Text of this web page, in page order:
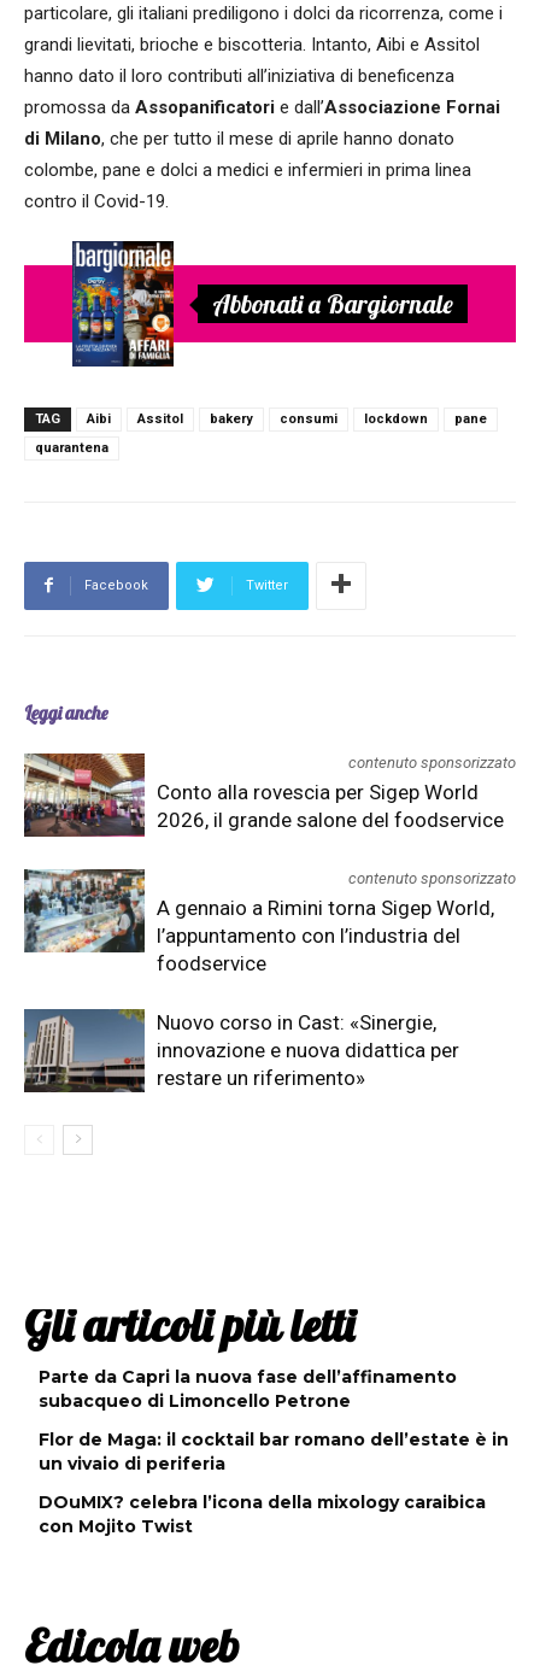
particolare, gli italiani prediligono i dolci da ricorrenza, come i
grandi lievitati, brioche e biscotteria. Intanto, Aibi e Assitol
hanno dato il loro contributi all’iniziativa di beneficenza
promossa da Assopanificatori e dall’Associazione Fornai
di Milano, che per tutto il mese di aprile hanno donato
colombe, pane e dolci a medici e infermieri in prima linea
contro il Covid-19.
Abbonati a Bargiornale
TAG Aibi Assitol bakery consumi lockdown
pane
quarantena
Facebook Twitter
Leggi anche
contenuto sponsorizzato
Conto alla rovescia per Sigep World
2026, il grande salone del foodservice
contenuto sponsorizzato
A gennaio a Rimini torna Sigep World,
l’appuntamento con l’industria del
foodservice
Nuovo corso in Cast: «Sinergie,
innovazione e nuova didattica per
restare un riferimento»
Gli articoli più letti
Parte da Capri la nuova fase dell’affinamento
subacqueo di Limoncello Petrone
Flor de Maga: il cocktail bar romano dell’estate è in
un vivaio di periferia
DOuMIX? celebra l’icona della mixology caraibica
con Mojito Twist
Edicola web